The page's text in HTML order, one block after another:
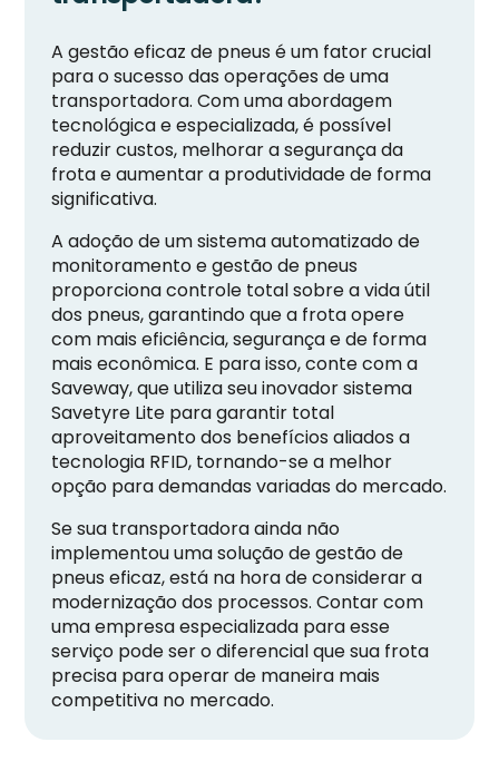
A gestão eficaz de pneus é um fator crucial
para o sucesso das operações de uma
transportadora. Com uma abordagem
tecnológica e especializada, é possível
reduzir custos, melhorar a segurança da
frota e aumentar a produtividade de forma
significativa.
A adoção de um sistema automatizado de
monitoramento e gestão de pneus
proporciona controle total sobre a vida útil
dos pneus, garantindo que a frota opere
com mais eficiência, segurança e de forma
mais econômica. E para isso, conte com a
Saveway, que utiliza seu inovador sistema
Savetyre Lite para garantir total
aproveitamento dos benefícios aliados a
tecnologia RFID, tornando-se a melhor
opção para demandas variadas do mercado.
Se sua transportadora ainda não
implementou uma solução de gestão de
pneus eficaz, está na hora de considerar a
modernização dos processos. Contar com
uma empresa especializada para esse
serviço pode ser o diferencial que sua frota
precisa para operar de maneira mais
competitiva no mercado.